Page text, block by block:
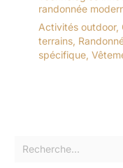
randonnée
Activités outdoor,
terrains,
spécifique,